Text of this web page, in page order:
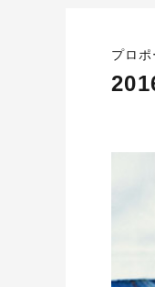
プロポ
おすすめの婚
パーフェクト
婚
プ